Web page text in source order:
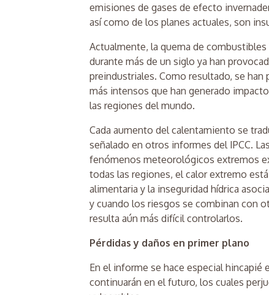
emisiones de gases de efecto
así como de los planes actuales, son
Actualmente, la quema de
durante más de un siglo ya han
preindustriales. Como resultado, se
más intensos que han generado
las regiones del mundo.
Cada aumento del calentamiento se
señalado en otros informes del IPCC.
fenómenos meteorológicos extremos
todas las regiones, el calor extremo
alimentaria y la inseguridad hídrica
y cuando los riesgos se combinan con
resulta aún más difícil controlarlos.
Pérdidas y daños en primer plano
En el informe se hace especial hincapié
continuarán en el futuro, los cuales